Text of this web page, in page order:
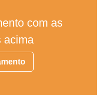
com as
acima